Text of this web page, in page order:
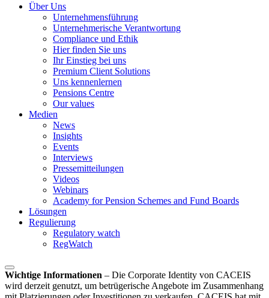
Über Uns
Unternehmensführung
Unternehmerische Verantwortung
Compliance und Ethik
Hier finden Sie uns
Ihr Einstieg bei uns
Premium Client Solutions
Uns kennenlernen
Pensions Centre
Our values
Medien
News
Insights
Events
Interviews
Pressemitteilungen
Videos
Webinars
Academy for Pension Schemes and Fund Boards
Lösungen
Regulierung
Regulatory watch
RegWatch
Wichtige Informationen – Die Corporate Identity von CACEIS
wird derzeit genutzt, um betrügerische Angebote im Zusammenhang